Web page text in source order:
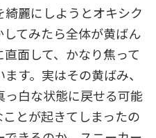
麗にしようとオキシク
てみたら全体が黄ばん
面して、かなり焦って
す。実はその黄ばみ、
っ白な状態に戻せる可能
とが起きてしまったの